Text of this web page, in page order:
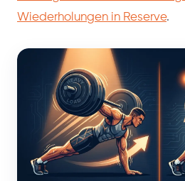
Wiederholungen in Reserve.